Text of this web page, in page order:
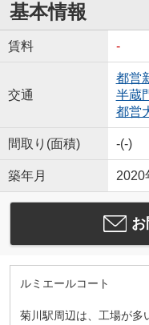
基本情報
賃料 -
交通
都営
半蔵
都営
間取り(面積) -(-)
築年月 2020
ルミエールコート
菊川駅周辺は、工場が多